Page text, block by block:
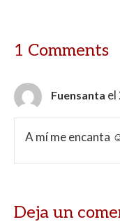
1 Comments
Fuensanta el
A mí me encanta
Deja un